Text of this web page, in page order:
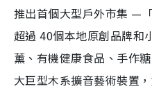
推出首個大型戶外市集 —
超過 40個本地原創品牌和
薰、有機健康食品、手作
大巨型木系擴音藝術裝置